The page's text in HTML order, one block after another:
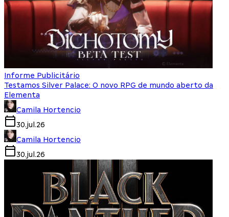
Informe Publicitário
Testamos Silver Palace: O novo RPG de mundo aberto da
Elementa
Camila Hortencio
30.jul.26
Camila Hortencio
30.jul.26